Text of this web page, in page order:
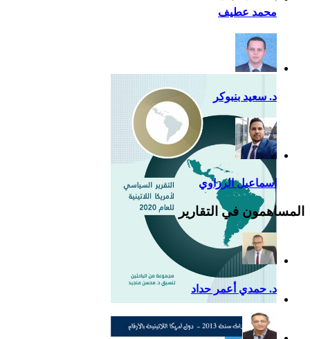
إضافية لدعم القوة الناعمة
للصين في أمريكا اللاتينية
التقرير السياسي لأمريكا
اللاتينية للعام 2020
محمد عطيف
د. سعيد بنبوكر
اسماعيل الرزاوي
المساهمون في التقارير
د. حمدي أعمر حداد